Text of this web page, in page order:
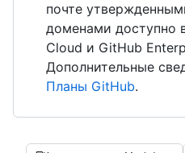
почте
доменами доступно
Cloud и GitHub
Дополнительные
Планы GitHub.